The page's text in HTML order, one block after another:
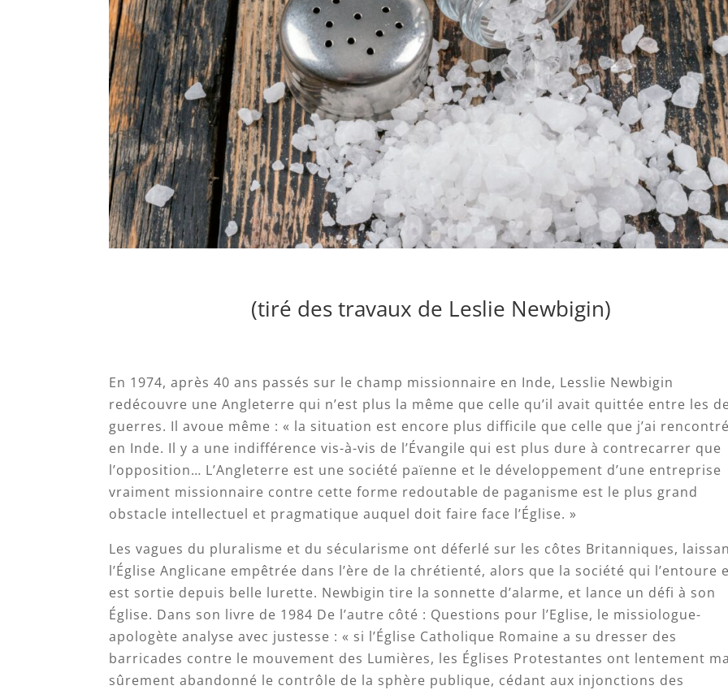
(tiré des travaux de Leslie Newbigin)
En 1974, après 40 ans passés sur le champ missionnaire en Inde, Lesslie Newbigin
redécouvre une Angleterre qui n’est plus la même que celle qu’il avait quittée entre les
guerres. Il avoue même : « la situation est encore plus difficile que celle que j’ai
en Inde. Il y a une indifférence vis-à-vis de l’Évangile qui est plus dure à contrecarrer que
l’opposition… L’Angleterre est une société païenne et le développement d’une entreprise
vraiment missionnaire contre cette forme redoutable de paganisme est le plus grand
obstacle intellectuel et pragmatique auquel doit faire face l’Église. »
Les vagues du pluralisme et du sécularisme ont déferlé sur les côtes Britanniques,
l’Église Anglicane empêtrée dans l’ère de la chrétienté, alors que la société qui l’entoure
est sortie depuis belle lurette. Newbigin tire la sonnette d’alarme, et lance un défi à son
Église. Dans son livre de 1984 De l’autre côté : Questions pour l’Eglise, le missiologue-
apologète analyse avec justesse : « si l’Église Catholique Romaine a su dresser des
barricades contre le mouvement des Lumières, les Églises Protestantes ont lentement
sûrement abandonné le contrôle de la sphère publique, cédant aux injonctions des